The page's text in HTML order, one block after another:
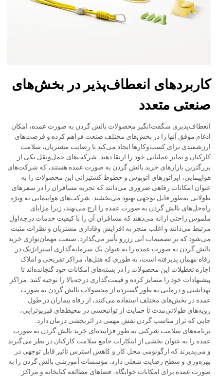
کاربردهای انعطاف‌پذیر در بخش‌های
صنعتی متعدد
انعطاف‌پذیری شگفت‌انگیز محصولات بالش گردن به صورت عمده، امکان
ادغام موفق آنها را در بخش‌های مختلف صنعت فراهم کرده و فرصت‌های
ارزشمندی برای کسب‌وکارها ایجاد می‌کند تا رضایت مشتریان، سلامت
کارکنان و تمایز عملیاتی خود را ارتقا دهند. شرکت‌های حمل‌ونقل یکی از
بزرگترین بازارهای خرید بالش گردن به صورت عمده هستند، که شرکت‌های
هواپیمایی، اپراتورهای اتوبوس و خطوط کشتیرانی این محصولات را به
عنوان امکانات رفاهی ضروری می‌دانند که تجربه مسافران را در سفرهای
طولانی به‌طور قابل توجهی بهبود می‌بخشند. شرکت‌های هواپیمایی به ویژه
راه‌حل‌های بالش گردن به صورت عمده را ارج می‌نهند، زیرا مزایای
ملموس راحتی ارائه می‌دهند که مسافران آن را با کیفیت خدمات درجه‌اول
مرتبط می‌دانند و اغلب منجر به افزایش وفاداری مشتریان و نظرات مثبت
می‌شود که بر تصمیمات آتی رزرو تأثیر می‌گذارد. صنعت مهمان‌نوازی خرید
بالش گردن به صورت عمده را به عنوان یک سرمایه‌گذاری استراتژیک در
رفاه مهمان پذیرفته است، به طوری که هتل‌ها، مراکز تفریحی و املاک
اجاره تعطیلات این محصولات را در بسته‌های امکانات خود گنجانده‌اند تا
پیشنهادات خود را متمایز کرده و قیمت‌گذاری درجه‌بالا را توجیه کنند. مراکز
بهداشتی و درمانی به طور گسترده از محصولات بالش گردن به صورت
عمده در بخش‌های مختلف استفاده می‌کنند، از رفاه بیماران در طول
رویه‌های طولانی‌مدت تا حمایت از توانبخشی در محیط‌های فیزیوتراپی،
جایی که تراز مناسب گردن نقش مهمی در اثربخشی درمان دارد.
برنامه‌های سلامت شرکتی به طور فزاینده‌ای خرید بالش گردن به صورت
عمده را به عنوان بخشی از ابتکارات جامع سلامت کارکنان در نظر می‌گیرند
و می‌پذیرند که ارگونومی محل کار و کاهش استرس تأثیر قابل توجهی در
بهره‌وری و سطح رضایت شغلی دارد. مؤسسات آموزشی بالش گردن را به
صورت عمده برای امکانات خوابگاه، فضاهای مطالعه کتابخانه و مراکز